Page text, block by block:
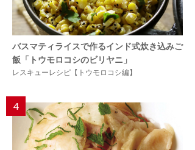
バスマティライスで作るインド式炊き込みご
飯「トウモロコシのビリヤニ」
レスキューレシピ【トウモロコシ編】
4